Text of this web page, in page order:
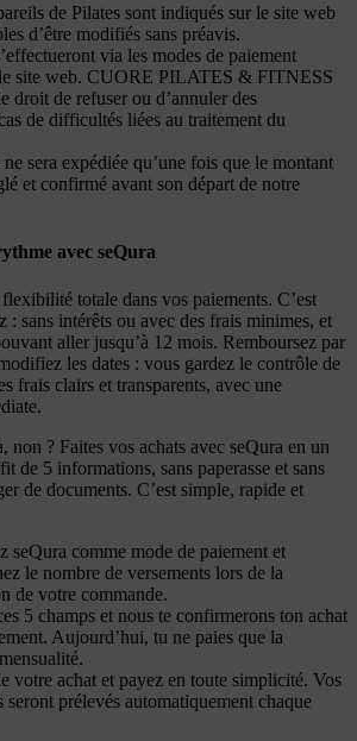
de Pilates sont indiqués sur le site web
d’être modifiés sans préavis.
via les modes de paiement
site web. CUORE PILATES & FITNESS
droit de refuser ou d’annuler des
de difficultés liées au traitement du
sera expédiée qu’une fois que le montant
et confirmé avant son départ de notre
avec seQura
totale dans vos paiements. C’est
: sans intérêts ou avec des frais minimes, et
aller jusqu’à 12 mois. Remboursez par
les dates : vous gardez le contrôle de
frais clairs et transparents, avec une
non ? Faites vos achats avec seQura en un
de 5 informations, sans paperasse et sans
de documents. C’est simple, rapide et
seQura comme mode de paiement et
le nombre de versements lors de la
de votre commande.
5 champs et nous te confirmerons ton achat
Aujourd’hui, tu ne paies que la
votre achat et payez en toute simplicité. Vos
seront prélevés automatiquement chaque